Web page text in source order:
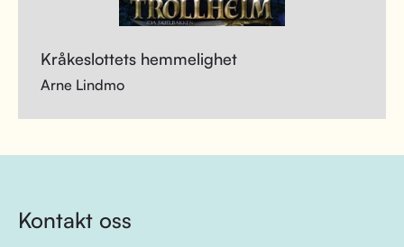
Kråkeslottets hemmelighet
Arne Lindmo
Kontakt oss